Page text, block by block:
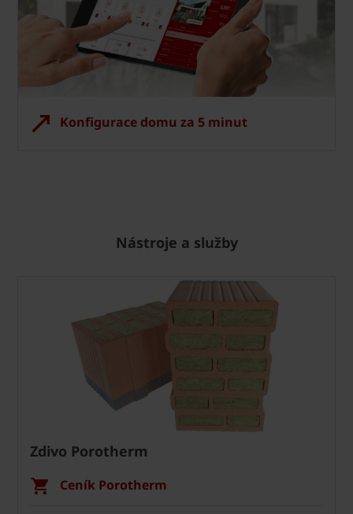
Konfigurace domu za 5 minut
Nástroje a služby
Zdivo Porotherm
Ceník Porotherm